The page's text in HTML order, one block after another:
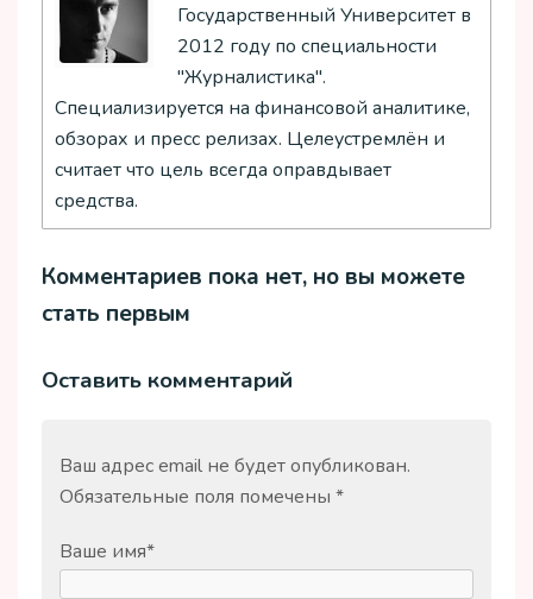
Государственный Университет в
2012 году по специальности
"Журналистика".
Специализируется на финансовой аналитике,
обзорах и пресс релизах. Целеустремлён и
считает что цель всегда оправдывает
средства.
Комментариев пока нет, но вы можете
стать первым
Оставить комментарий
Ваш адрес email не будет опубликован.
Обязательные поля помечены *
Ваше имя*